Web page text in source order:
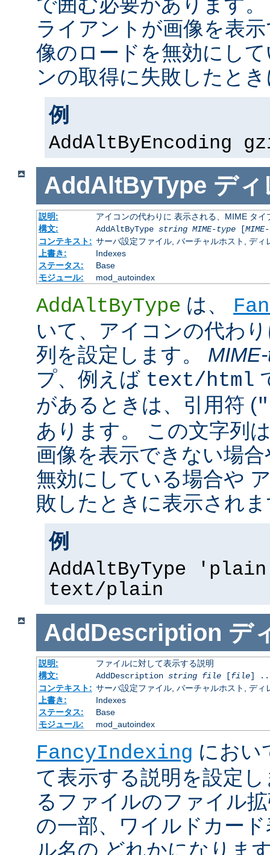
ライアントが画像を表
像のロードを無効にし
ンの取得に失敗したと
例
AddAltByEncoding
AddAltByType ディ
説明:
アイコンの代わりに 表示される、MIME タ
構文:
AddAltByType string MIME-type[
コンテキスト: サーバ設定ファイル, バーチャルホスト, ディ
上書き:
Indexes
ステータス:
Base
モジュール:
mod_autoindex
AddAltByType は、
いて、アイコンの代わ
列を設定します。
プ、例えば text/html
があるときは、引用符 ("
あります。 この文字列
画像を表示できない場
無効にしている場合や
敗したときに表示され
例
AddAltByType
text/plain
AddDescription デ
説明:
ファイルに対して表示する説明
構文:
AddDescription string file[file]
コンテキスト: サーバ設定ファイル, バーチャルホスト, ディ
上書き:
Indexes
ステータス:
Base
モジュール:
mod_autoindex
FancyIndexing におい
て表示する説明を設定
るファイルのファイル
の一部、ワイルドカー
ル名の どれかになりま